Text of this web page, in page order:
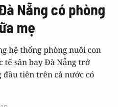
Nẵng có phòng
mẹ
hệ thống phòng nuôi con
tế sân bay Đà Nẵng trở
đầu tiên trên cả nước có